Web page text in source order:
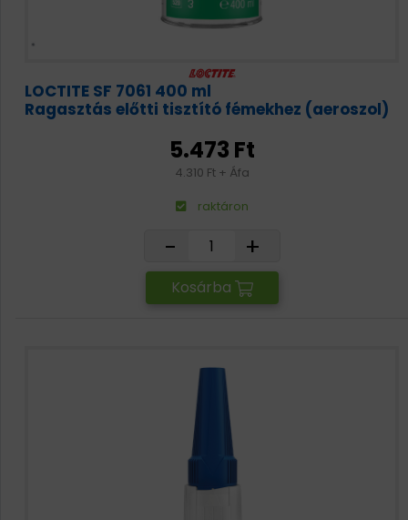
LOCTITE SF 7061 400 ml
Ragasztás előtti tisztító fémekhez (aeroszol)
5.473 Ft
4.310 Ft + Áfa
raktáron
- +
Kosárba